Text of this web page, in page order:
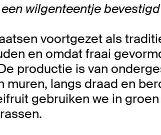
wilgenteentje bevestigd
voortgezet als
en omdat fraai
productie is van
langs draad en
gebruiken we in